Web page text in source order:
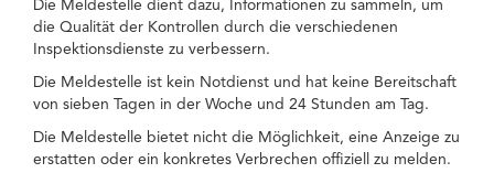
Die Meldestelle dient dazu, Informationen zu sammeln, um
die Qualität der Kontrollen durch die verschiedenen
Inspektionsdienste zu verbessern.
Die Meldestelle ist kein Notdienst und hat keine Bereitschaft
von sieben Tagen in der Woche und 24 Stunden am Tag.
Die Meldestelle bietet nicht die Möglichkeit, eine Anzeige zu
erstatten oder ein konkretes Verbrechen offiziell zu melden.